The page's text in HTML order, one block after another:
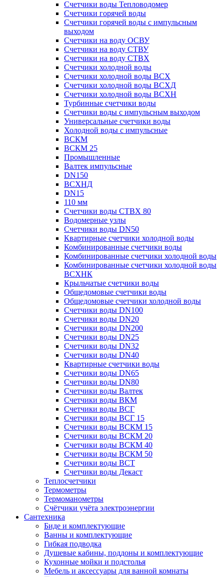
Счетчики воды Тепловодомер
Счетчики горячей воды
Счетчики горячей воды с импульсным
выходом
Счетчики на воду ОСВУ
Счетчики на воду СТВУ
Счетчики на воду СТВХ
Счетчики холодной воды
Счетчики холодной воды ВСХ
Счетчики холодной воды ВСХД
Счетчики холодной воды ВСХН
Турбинные счетчики воды
Счетчики воды с импульсным выходом
Универсальные счетчики воды
Холодной воды с импульсные
ВСКМ
ВСКМ 25
Промышленные
Валтек импульсные
DN150
ВСХНД
DN15
110 мм
Счетчики воды СТВХ 80
Водомерные узлы
Счетчики воды DN50
Квартирные счетчики холодной воды
Комбинированные счетчики воды
Комбинированные счетчики холодной воды
Комбинированные счетчики холодной воды
ВСХНК
Крыльчатые счетчики воды
Общедомовые счетчики воды
Общедомовые счетчики холодной воды
Счетчики воды DN100
Счетчики воды DN20
Счетчики воды DN200
Счетчики воды DN25
Счетчики воды DN32
Счетчики воды DN40
Квартирные счетчики воды
Счетчики воды DN65
Счетчики воды DN80
Счетчики воды Валтек
Счетчики воды ВКМ
Счетчики воды ВСГ
Счетчики воды ВСГ 15
Счетчики воды ВСКМ 15
Счетчики воды ВСКМ 20
Счетчики воды ВСКМ 40
Счетчики воды ВСКМ 50
Счетчики воды ВСТ
Счетчики воды Декаст
Теплосчетчики
Термометры
Термоманометры
Счётчики учёта электроэнергии
Сантехника
Биде и комплектующие
Ванны и комплектующие
Гибкая подводка
Душевые кабины, поддоны и комплектующие
Кухонные мойки и подстолья
Мебель и аксессуары для ванной комнаты